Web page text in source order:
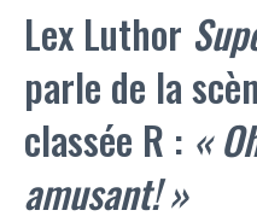
Lex Luthor
parle de la
classée R : «
amusant! »